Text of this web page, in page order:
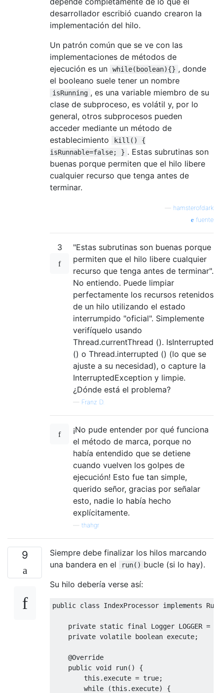
desarrollador escribió cuando crearon la
implementación del hilo.
Un patrón común que se ve con las
implementaciones de métodos de
ejecución es un
while(boolean){} , donde
el booleano suele tener un nombre
isRunning , es una variable miembro de su
clase de subproceso, es volátil y, por lo
general, otros subprocesos pueden
acceder mediante un método de
establecimiento
kill() {
isRunnable=false; } . Estas subrutinas son
buenas porque permiten que el hilo libere
cualquier recurso que tenga antes de
terminar.
hamsterofdark
fuente
3
"Estas subrutinas son buenas porque
permiten que el hilo libere cualquier
recurso que tenga antes de terminar".
No entiendo. Puede limpiar
perfectamente los recursos retenidos
de un hilo utilizando el estado
interrumpido "oficial". Simplemente
verifíquelo usando
Thread.currentThread (). IsInterrupted
() o Thread.interrupted () (lo que se
ajuste a su necesidad), o capture la
InterruptedException y limpie.
¿Dónde está el problema?
— Franz D.
¡No pude entender por qué funciona
el método de marca, porque no
había entendido que se detiene
cuando vuelven los golpes de
ejecución! Esto fue tan simple,
querido señor, gracias por señalar
esto, nadie lo había hecho
explícitamente.
thahgr
9
Siempre debe finalizar los hilos marcando
una bandera en el
run() bucle (si lo hay).
Su hilo debería verse así:
public class IndexProcessor implements
private static final Logger LOGGER =
private volatile boolean execute;
@Override
public void run()
{
this . execute = true;
while
(this . execute)
{